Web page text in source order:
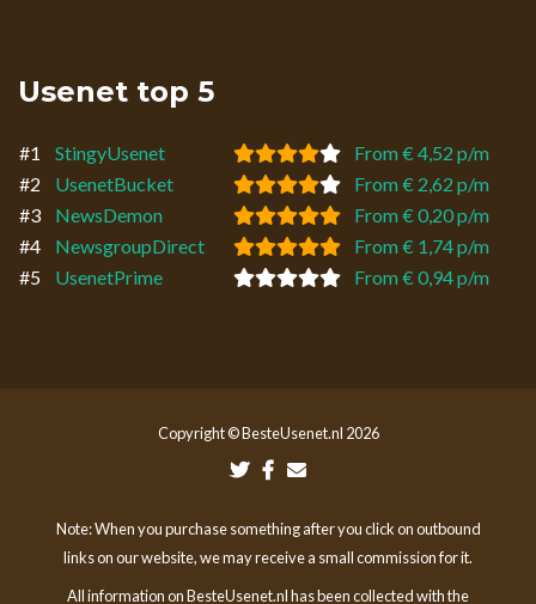
Usenet top 5
#1 StingyUsenet
From € 4,52 p/m
#2
UsenetBucket
From € 2,62 p/m
#3
NewsDemon
From € 0,20 p/m
#4
NewsgroupDirect
From € 1,74 p/m
#5
UsenetPrime From € 0,94 p/m
Copyright © BesteUsenet.nl 2026
Note: When you purchase something after you click on outbound
links on our website, we may receive a small commission for it.
All information on BesteUsenet.nl has been collected with the